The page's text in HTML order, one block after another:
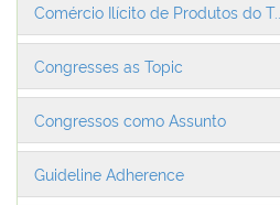
Comércio Ilícito de Produtos do T...
Congresses as Topic
Congressos como Assunto
Guideline Adherence